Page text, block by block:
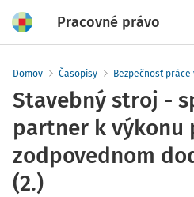
Pracovné právo
Domov Časopisy Bezpečnosť práce
Stavebný stroj -
partner k výkonu
zodpovednom
(2.)